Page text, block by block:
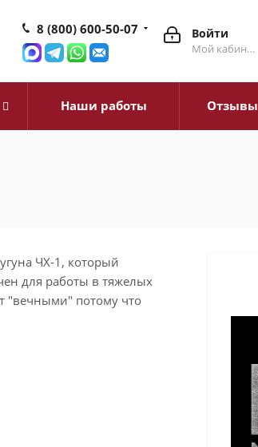
Войти
Мой кабинет
8 (800) 600-50-07
Наши работы Отзывы
ЧХ-1, который
для работы в тяжелых
"вечными" потому что